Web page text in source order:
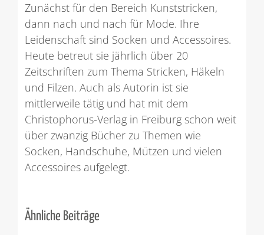
Zunächst für den Bereich Kunststricken,
dann nach und nach für Mode. Ihre
Leidenschaft sind Socken und Accessoires.
Heute betreut sie jährlich über 20
Zeitschriften zum Thema Stricken, Häkeln
und Filzen. Auch als Autorin ist sie
mittlerweile tätig und hat mit dem
Christophorus-Verlag in Freiburg schon weit
über zwanzig Bücher zu Themen wie
Socken, Handschuhe, Mützen und vielen
Accessoires aufgelegt.
Ähnliche Beiträge